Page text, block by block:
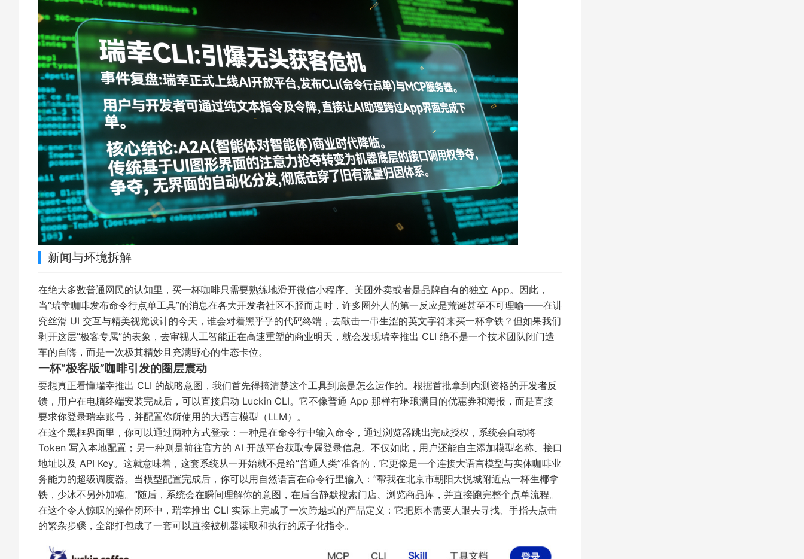
新闻与环境拆解
在绝大多数普通网民的认知里，买一杯咖啡只需要熟练地滑开微信小程序、美团外卖或者是品牌自有的独立 App。因此，
当“瑞幸咖啡发布命令行点单工具”的消息在各大开发者社区不胫而走时，许多圈外人的第一反应是荒诞甚至不可理喻——在讲
究丝滑 UI 交互与精美视觉设计的今天，谁会对着黑乎乎的代码终端，去敲击一串生涩的英文字符来买一杯拿铁？但如果我们
剥开这层“极客专属”的表象，去审视人工智能正在高速重塑的商业明天，就会发现瑞幸推出 CLI 绝不是一个技术团队闭门造
车的自嗨，而是一次极其精妙且充满野心的生态卡位。
一杯“极客版”咖啡引发的圈层震动
要想真正看懂瑞幸推出 CLI 的战略意图，我们首先得搞清楚这个工具到底是怎么运作的。根据首批拿到内测资格的开发者反
馈，用户在电脑终端安装完成后，可以直接启动 Luckin CLI。它不像普通 App 那样有琳琅满目的优惠券和海报，而是直接
要求你登录瑞幸账号，并配置你所使用的大语言模型（LLM）。
在这个黑框界面里，你可以通过两种方式登录：一种是在命令行中输入命令，通过浏览器跳出完成授权，系统会自动将
Token 写入本地配置；另一种则是前往官方的 AI 开放平台获取专属登录信息。不仅如此，用户还能自主添加模型名称、接口
地址以及 API Key。这就意味着，这套系统从一开始就不是给“普通人类”准备的，它更像是一个连接大语言模型与实体咖啡业
务能力的超级调度器。当模型配置完成后，你可以用自然语言在命令行里输入：“帮我在北京市朝阳大悦城附近点一杯生椰拿
铁，少冰不另外加糖。”随后，系统会在瞬间理解你的意图，在后台静默搜索门店、浏览商品库，并直接跑完整个点单流程。
在这个令人惊叹的操作闭环中，瑞幸推出 CLI 实际上完成了一次跨越式的产品定义：它把原本需要人眼去寻找、手指去点击
的繁杂步骤，全部打包成了一套可以直接被机器读取和执行的原子化指令。